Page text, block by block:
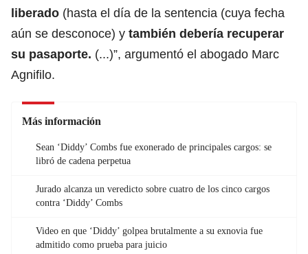
liberado (hasta el día de la sentencia (cuya fecha
aún se desconoce) y también debería recuperar
su pasaporte. (...)”, argumentó el abogado Marc
Agnifilo.
Más información
Sean ‘Diddy’ Combs fue exonerado de principales cargos: se
libró de cadena perpetua
Jurado alcanza un veredicto sobre cuatro de los cinco cargos
contra ‘Diddy’ Combs
Video en que ‘Diddy’ golpea brutalmente a su exnovia fue
admitido como prueba para juicio